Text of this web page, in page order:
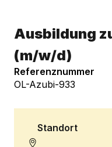
Ausbildung
(m/w/d)
Referenznummer
OL-Azubi-933
Standort